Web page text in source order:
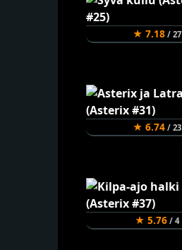
★ 7.18/ 27
★ 6.74/ 23
★ 5.76/ 4